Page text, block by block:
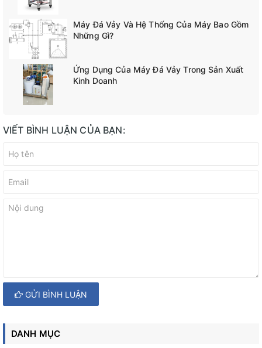
Máy Đá Vảy Và Hệ Thống Của Máy Bao Gồm
Những Gì?
Ứng Dụng Của Máy Đá Vảy Trong Sản Xuất
Kinh Doanh
VIẾT BÌNH LUẬN CỦA BẠN:
GỬI BÌNH LUẬN
DANH MỤC